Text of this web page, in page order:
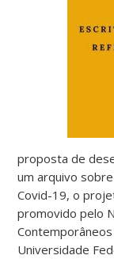
proposta de
um arquivo
Covid-19, o
promovido pelo
Universidade